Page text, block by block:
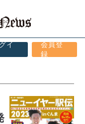
イ
会員登
録